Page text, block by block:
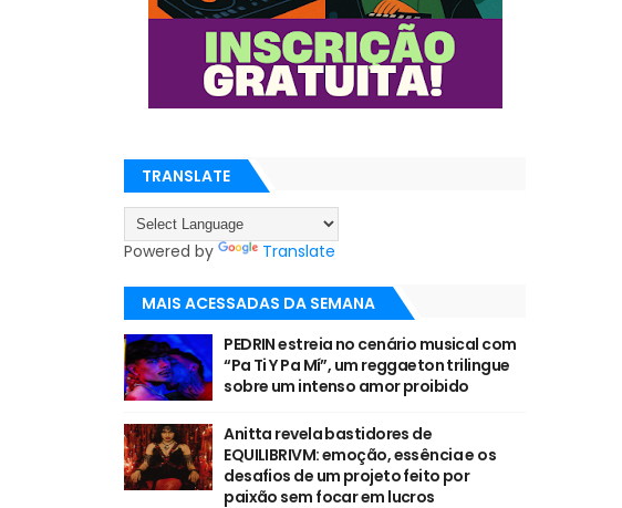
TRANSLATE
Powered by Translate
MAIS ACESSADAS DA SEMANA
PEDRIN estreia no cenário musical com
“Pa Ti Y Pa Mí”, um reggaeton trilingue
sobre um intenso amor proibido
Anitta revela bastidores de
EQUILIBRIVM: emoção, essência e os
desafios de um projeto feito por
paixão sem focar em lucros